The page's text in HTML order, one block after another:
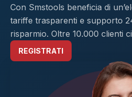
Con Smstools beneficia di
tariffe trasparenti e supporto
risparmio. Oltre 10.000 clienti
REGISTRATI